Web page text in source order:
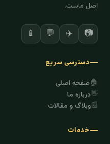
اصل ماست.
📷
✈️
💬
📱
دسترسی سریع
🏠صفحه اصلی
👋درباره ما
📰وبلاگ و مقالات
خدمات